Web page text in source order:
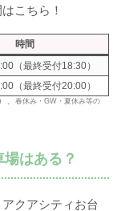
こちら！
時間
（最終受付18:30）
（最終受付20:00）
、 春休み・GW・夏休み等の
はある？
クアシティお台